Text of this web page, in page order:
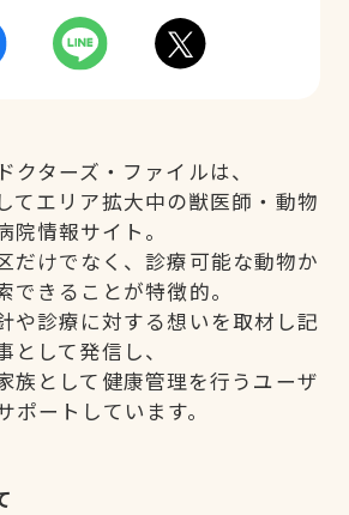
クターズ・ファイルは、
てエリア拡大中の獣医師・動物
院情報サイト。
だけでなく、診療可能な動物か
できることが特徴的。
や診療に対する想いを取材し記
として発信し、
族として健康管理を行うユーザ
ポートしています。